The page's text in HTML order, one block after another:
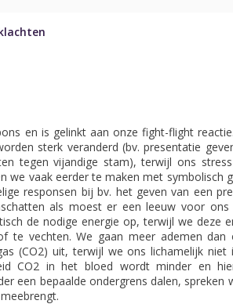
en is gelinkt aan onze fight-flight
sterk veranderd (bv. presentatie
tegen vijandige stam), terwijl ons
we vaak eerder te maken met symbolisch
responsen bij bv. het geven van een
als moest er een leeuw voor
de nodige energie op, terwijl we deze
vechten. We gaan meer ademen dan
(CO2) uit, terwijl we ons lichamelijk niet
CO2 in het bloed wordt minder en
een bepaalde ondergrens dalen, spreken